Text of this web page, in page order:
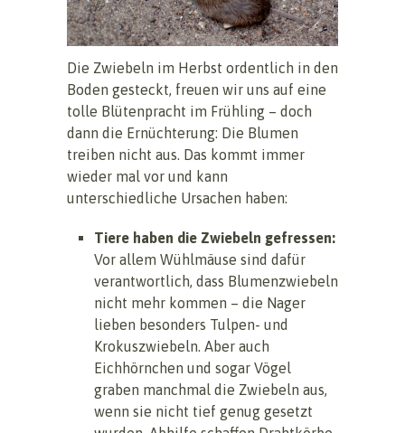
Die Zwiebeln im Herbst ordentlich in den
Boden gesteckt, freuen wir uns auf eine
tolle Blütenpracht im Frühling – doch
dann die Ernüchterung: Die Blumen
treiben nicht aus. Das kommt immer
wieder mal vor und kann
unterschiedliche Ursachen haben:
Tiere haben die Zwiebeln gefressen:
Vor allem Wühlmäuse sind dafür
verantwortlich, dass Blumenzwiebeln
nicht mehr kommen – die Nager
lieben besonders Tulpen- und
Krokuszwiebeln. Aber auch
Eichhörnchen und sogar Vögel
graben manchmal die Zwiebeln aus,
wenn sie nicht tief genug gesetzt